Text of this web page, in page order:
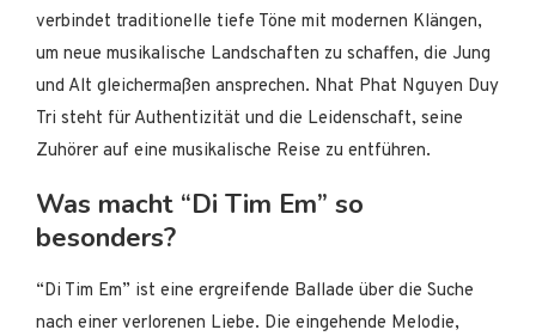
verbindet traditionelle tiefe Töne mit modernen Klängen,
um neue musikalische Landschaften zu schaffen, die Jung
und Alt gleichermaßen ansprechen. Nhat Phat Nguyen Duy
Tri steht für Authentizität und die Leidenschaft, seine
Zuhörer auf eine musikalische Reise zu entführen.
Was macht “Di Tim Em” so
besonders?
“Di Tim Em” ist eine ergreifende Ballade über die Suche
nach einer verlorenen Liebe. Die eingehende Melodie,